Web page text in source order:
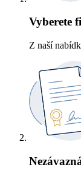
Vyberete
Z naší